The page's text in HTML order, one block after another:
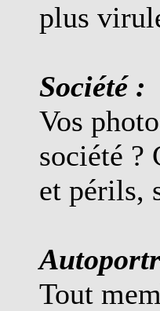
plus
Société :
Vos
société ?
et périls,
Tout